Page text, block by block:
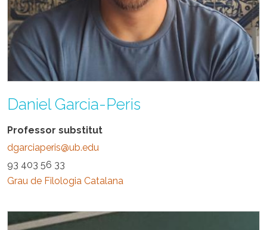
Daniel Garcia-Peris
Professor substitut
dgarciaperis@ub.edu
93 403 56 33
Grau de Filologia Catalana